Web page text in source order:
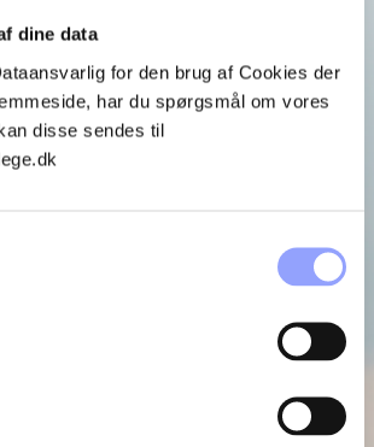
dine data
for den brug af Cookies der
har du spørgsmål om vores
disse sendes til
er, at du undervises af faglærere med
der ligner de arbejdspladser, du
del af. Det giver dig mulighed for at
materialer, værktøjer og